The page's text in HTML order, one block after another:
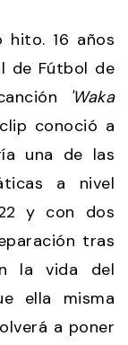
hito. 16 años
de Fútbol de
'Waka
conoció a
una de las
a nivel
y con dos
tras
la vida del
ella misma
a poner